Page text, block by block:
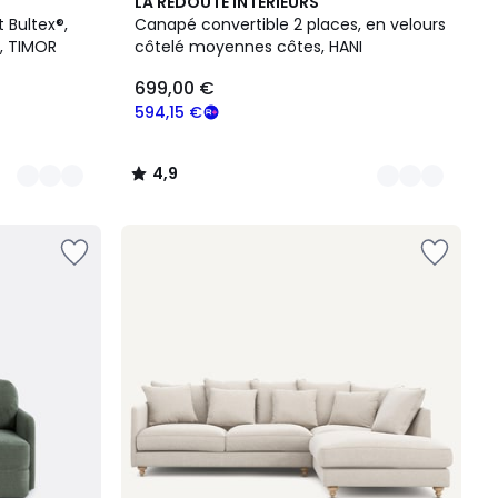
Canapé convertible 2 places, en velours
côtelé moyennes côtes, HANI
594,15 €
699,00 €
/ 5
Couleurs
4,9
/